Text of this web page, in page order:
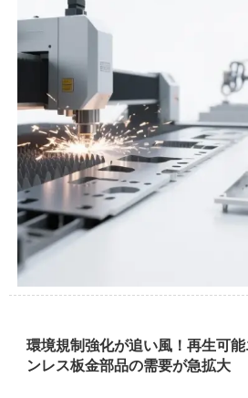
環境規制強化が追い風！再生可
ンレス板金部品の需要が急拡大